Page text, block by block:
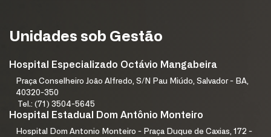
Unidades sob Gestão
Hospital Especializado Octávio Mangabeira
Praça Conselheiro João Alfredo, S/N Pau Miúdo, Salvador - BA,
40320-350
Tel.: (71) 3504-5645
Hospital Estadual Dom Antônio Monteiro
Hospital Dom Antonio Monteiro - Praça Duque de Caxias, 172 -